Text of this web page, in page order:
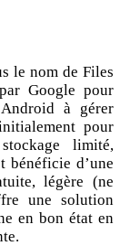
le nom de Files
Google pour
à gérer
pour
limité,
bénéficie d’une
légère (ne
une solution
en bon état en